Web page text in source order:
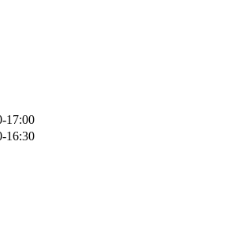
17:00
16:30